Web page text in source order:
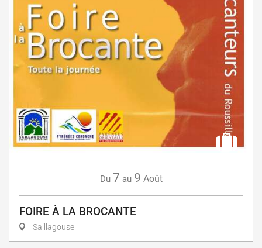
Du 7 au 9 Août
FOIRE À LA BROCANTE
Saillagouse